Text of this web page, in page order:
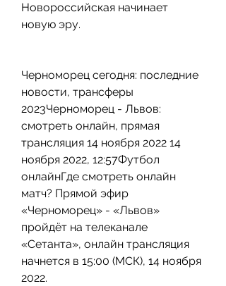
Новороссийская начинает
новую эру.
Черноморец сегодня: последние
новости, трансферы
2023Черноморец - Львов:
смотреть онлайн, прямая
трансляция 14 ноября 2022 14
ноября 2022, 12:57Футбол
онлайнГде смотреть онлайн
матч? Прямой эфир
«Черноморец» - «Львов»
пройдёт на телеканале
«Сетанта», онлайн трансляция
начнется в 15:00 (МСК), 14 ноября
2022.